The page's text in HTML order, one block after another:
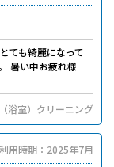
ても綺麗になって
暑い中お疲れ様
浴室）クリーニング
利用時期：2025年7月